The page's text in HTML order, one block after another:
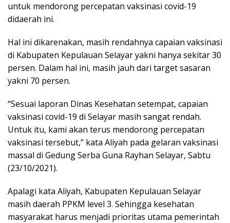
untuk mendorong percepatan vaksinasi covid-19
didaerah ini.
Hal ini dikarenakan, masih rendahnya capaian vaksinasi
di Kabupaten Kepulauan Selayar yakni hanya sekitar 30
persen. Dalam hal ini, masih jauh dari target sasaran
yakni 70 persen.
“Sesuai laporan Dinas Kesehatan setempat, capaian
vaksinasi covid-19 di Selayar masih sangat rendah.
Untuk itu, kami akan terus mendorong percepatan
vaksinasi tersebut,” kata Aliyah pada gelaran vaksinasi
massal di Gedung Serba Guna Rayhan Selayar, Sabtu
(23/10/2021).
Apalagi kata Aliyah, Kabupaten Kepulauan Selayar
masih daerah PPKM level 3. Sehingga kesehatan
masyarakat harus menjadi prioritas utama pemerintah